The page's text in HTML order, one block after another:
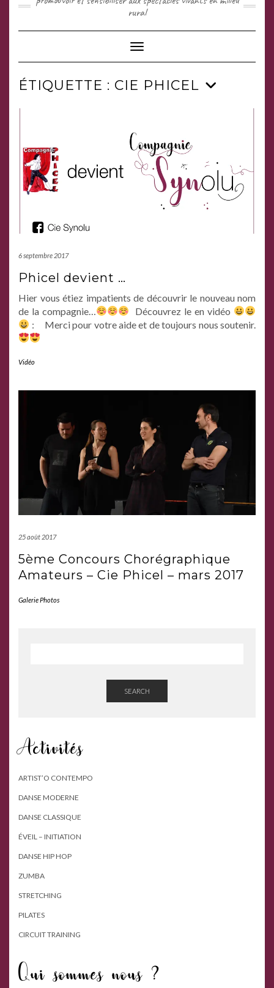
rural
Toggle Navigation
ÉTIQUETTE : CIE PHICEL
6 septembre 2017
Phicel devient …
Hier vous étiez impatients de découvrir le nouveau nom
de la compagnie…
Découvrez le en vidéo
: Merci pour votre aide et de toujours nous soutenir.
Vidéo
25 août 2017
5ème Concours Chorégraphique
Amateurs – Cie Phicel – mars 2017
Galerie Photos
SEARCH
Activités
ARTIST’O CONTEMPO
DANSE MODERNE
DANSE CLASSIQUE
ÉVEIL – INITIATION
DANSE HIP HOP
ZUMBA
STRETCHING
PILATES
CIRCUIT TRAINING
Qui sommes nous ?